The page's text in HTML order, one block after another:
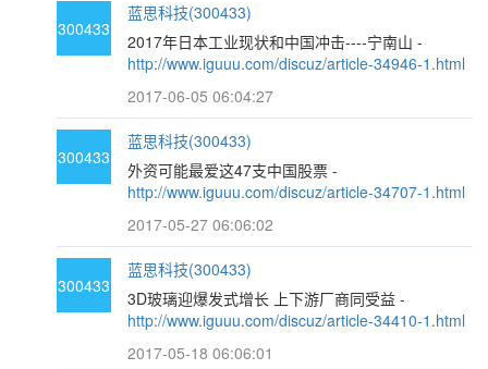
300433
蓝思科技(300433)
2017年日本工业现状和中国冲击----宁南山 -
http://www.iguuu.com/discuz/article-34946-1.html
2017-06-05 06:04:27
300433
蓝思科技(300433)
外资可能最爱这47支中国股票 -
http://www.iguuu.com/discuz/article-34707-1.html
2017-05-27 06:06:02
300433
蓝思科技(300433)
3D玻璃迎爆发式增长 上下游厂商同受益 -
http://www.iguuu.com/discuz/article-34410-1.html
2017-05-18 06:06:01